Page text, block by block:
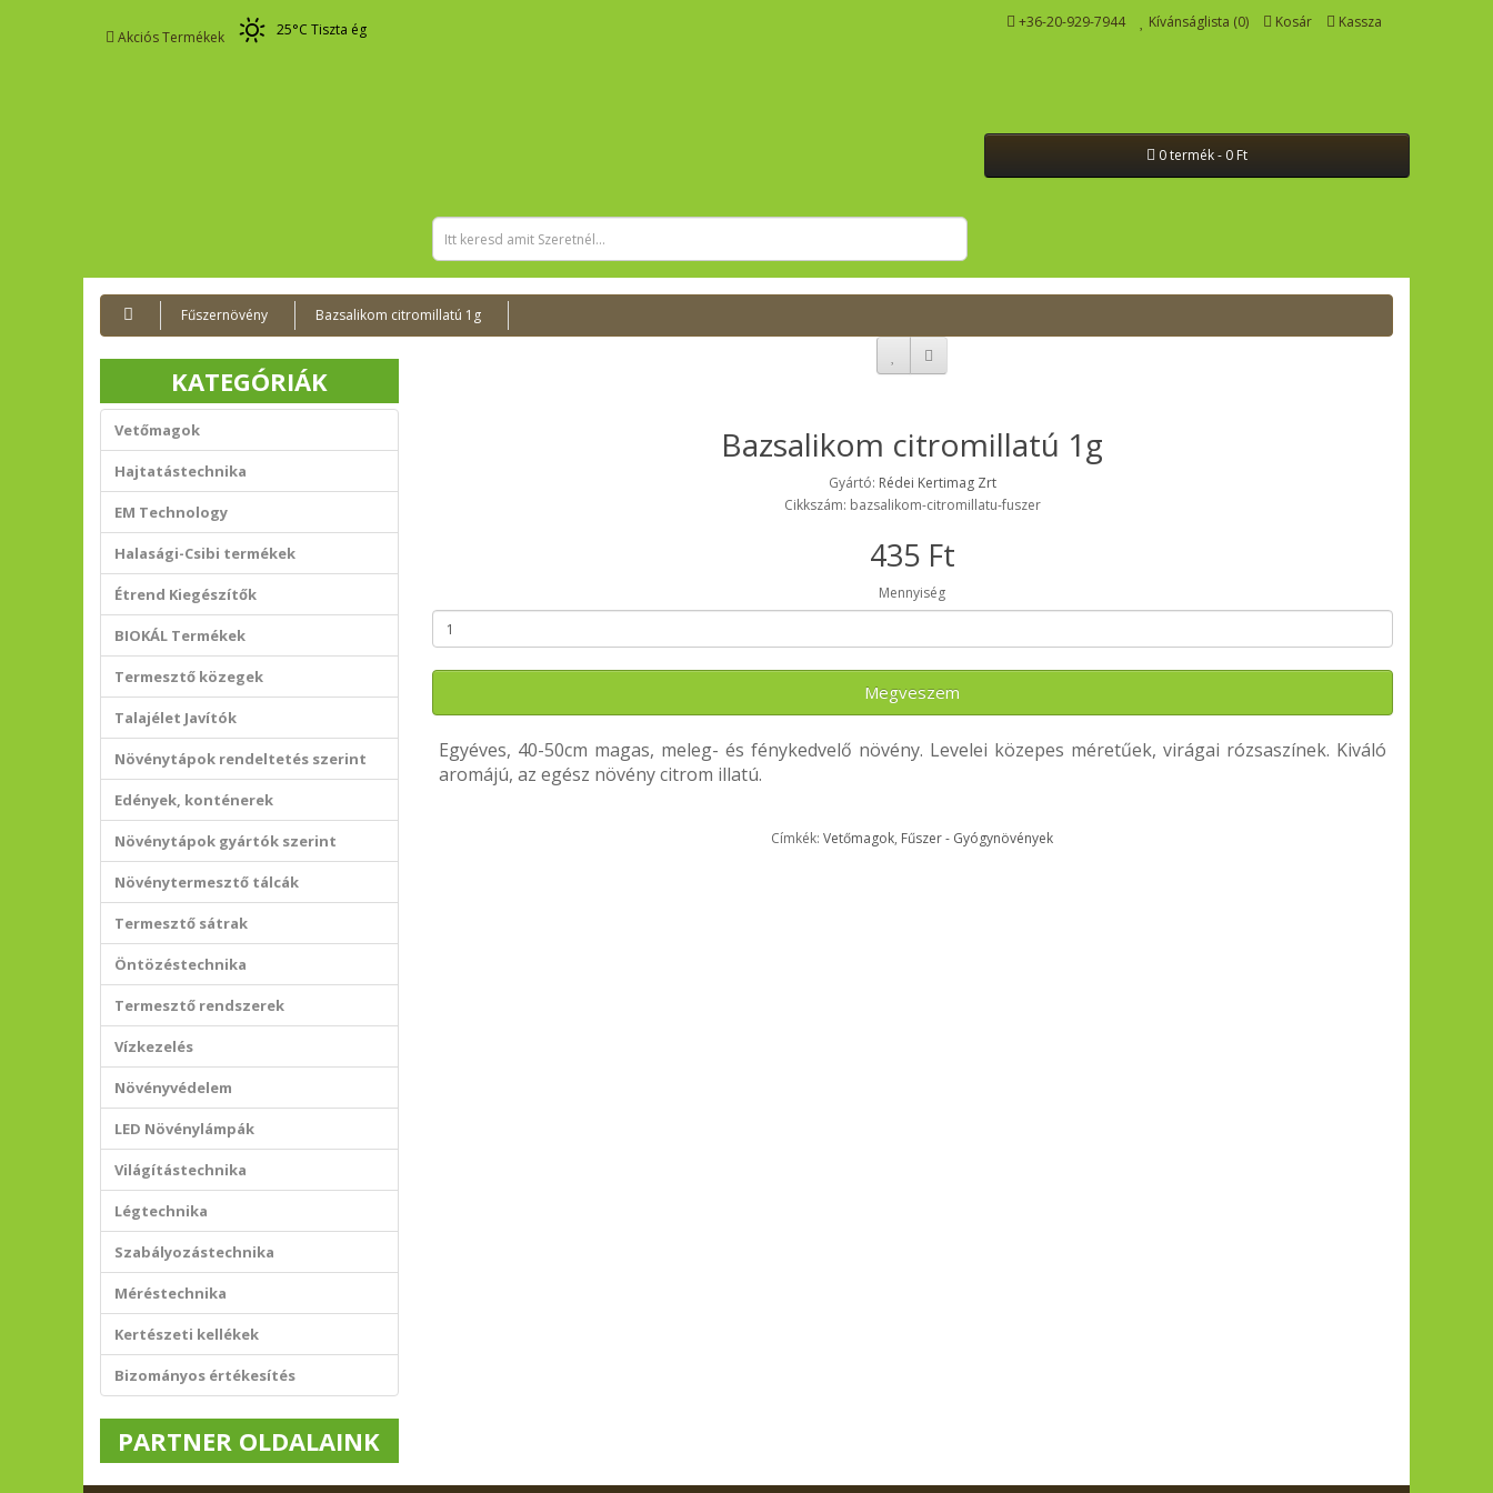
Akciós Termékek 25°C Tiszta ég +36-20-929-7944 Kívánságlista (0) Kosár Kassza
0 termék - 0 Ft
Fűszernövény Bazsalikom citromillatú 1g
KATEGÓRIÁK
Vetőmagok
Hajtatástechnika
EM Technology
Halasági-Csibi termékek
Étrend Kiegészítők
BIOKÁL Termékek
Termesztő közegek
Talajélet Javítók
Növénytápok rendeltetés szerint
Edények, konténerek
Növénytápok gyártók szerint
Növénytermesztő tálcák
Termesztő sátrak
Öntözéstechnika
Termesztő rendszerek
Vízkezelés
Növényvédelem
LED Növénylámpák
Világítástechnika
Légtechnika
Szabályozástechnika
Méréstechnika
Kertészeti kellékek
Bizományos értékesítés
PARTNER OLDALAINK
Bazsalikom citromillatú 1g
Gyártó: Rédei Kertimag Zrt
Cikkszám: bazsalikom-citromillatu-fuszer
435 Ft
Mennyiség
Megveszem
Egyéves, 40-50cm magas, meleg- és fénykedvelő növény. Levelei közepes méretűek, virágai rózsaszínek. Kiváló
aromájú, az egész növény citrom illatú.
Címkék:Vetőmagok, Fűszer - Gyógynövények